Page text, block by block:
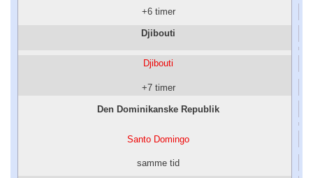
+6 timer
Djibouti
Djibouti
+7 timer
Den Dominikanske Republik
Santo Domingo
samme tid